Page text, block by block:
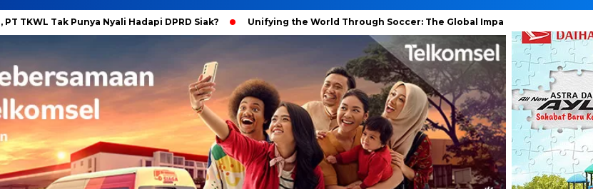
Punya Nyali Hadapi DPRD Siak? Unifying the World Through Soccer: The Global Impact of the World Cup